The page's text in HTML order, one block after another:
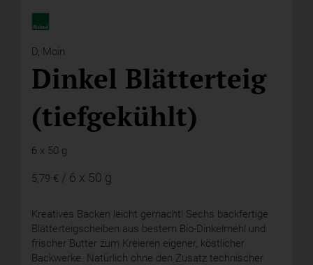
D, Moin
Dinkel Blätterteig
(tiefgekühlt)
6 x 50 g
5,79 € / 6 x 50 g
Kreatives Backen leicht gemacht! Sechs backfertige
Blätterteigscheiben aus bestem Bio-Dinkelmehl und
frischer Butter zum Kreieren eigener, köstlicher
Backwerke. Natürlich ohne den Zusatz technischer